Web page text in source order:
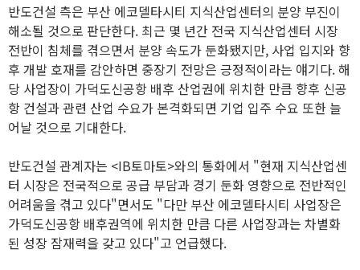
반도건설 측은 부산 에코델타시티 지식산업센터의 분양 부진이
해소될 것으로 판단한다. 최근 몇 년간 전국 지식산업센터 시장
전반이 침체를 겪으면서 분양 속도가 둔화됐지만, 사업 입지와 향
후 개발 호재를 감안하면 중장기 전망은 긍정적이라는 얘기다. 해
당 사업장이 가덕도신공항 배후 산업권에 위치한 만큼 향후 신공
항 건설과 관련 산업 수요가 본격화되면 기업 입주 수요 또한 늘
어날 것으로 기대한다.
반도건설 관계자는 <IB토마토>와의 통화에서 "현재 지식산업센
터 시장은 전국적으로 공급 부담과 경기 둔화 영향으로 전반적인
어려움을 겪고 있다"면서도 "다만 부산 에코델타시티 사업장은
가덕도신공항 배후권역에 위치한 만큼 다른 사업장과는 차별화
된 성장 잠재력을 갖고 있다"고 언급했다.